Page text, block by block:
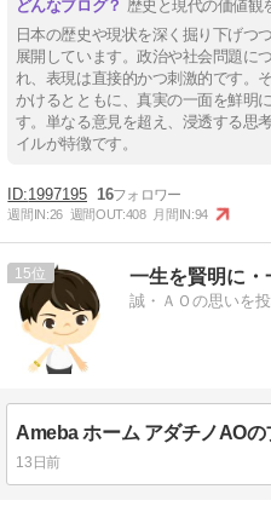
歴史と現代の価値観
日本の歴史や現状を深く掘り下げつ
展開しています。政治や社会問題に
れ、表現は直接的かつ刺激的です。
かけるとともに、真実の一面を鮮明
す。単なる意見を超え、浸透する思
イルが特徴です。
1997195 16
週間IN:26 週間OUT:408 月間IN:94
15 一生を賢明に・
誠・ＡＯの思いを
Ameba ホーム アダチノAOの
13日前